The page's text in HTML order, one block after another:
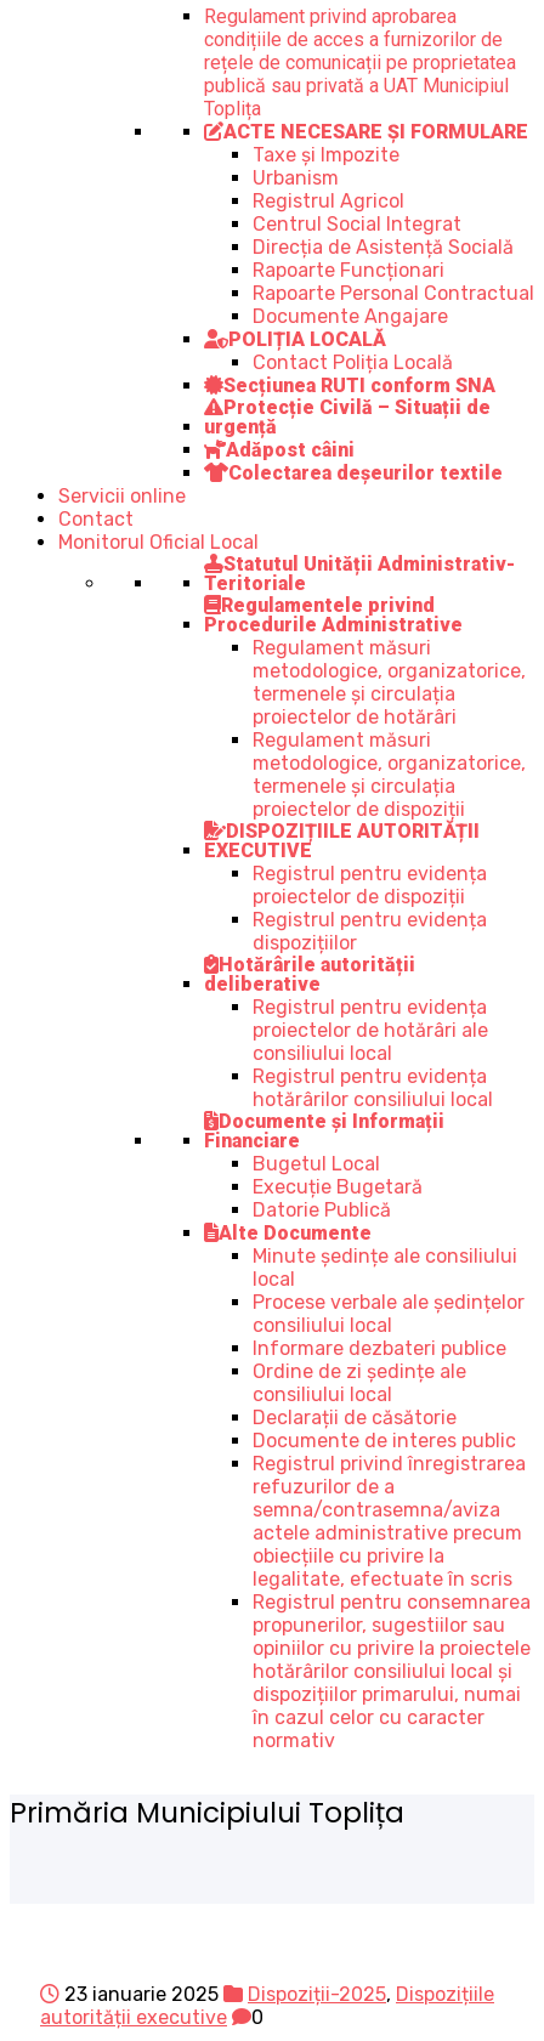
Regulament privind aprobarea
condițiile de acces a furnizorilor de
rețele de comunicații pe proprietatea
publică sau privată a UAT Municipiul
Toplița
ACTE NECESARE ȘI FORMULARE
Taxe și Impozite
Urbanism
Registrul Agricol
Centrul Social Integrat
Direcția de Asistență Socială
Rapoarte Funcționari
Rapoarte Personal Contractual
Documente Angajare
POLIȚIA LOCALĂ
Contact Poliția Locală
Secțiunea RUTI conform SNA
Protecție Civilă – Situații de
urgență
Adăpost câini
Colectarea deșeurilor textile
Servicii online
Contact
Monitorul Oficial Local
Statutul Unității Administrativ-
Teritoriale
Regulamentele privind
Procedurile Administrative
Regulament măsuri
metodologice, organizatorice,
termenele și circulația
proiectelor de hotărâri
Regulament măsuri
metodologice, organizatorice,
termenele și circulația
proiectelor de dispoziții
DISPOZIȚIILE AUTORITĂȚII
EXECUTIVE
Registrul pentru evidența
proiectelor de dispoziții
Registrul pentru evidența
dispozițiilor
Hotărârile autorității
deliberative
Registrul pentru evidența
proiectelor de hotărâri ale
consiliului local
Registrul pentru evidența
hotărârilor consiliului local
Documente și Informații
Financiare
Bugetul Local
Execuție Bugetară
Datorie Publică
Alte Documente
Minute ședințe ale consiliului
local
Procese verbale ale ședințelor
consiliului local
Informare dezbateri publice
Ordine de zi ședințe ale
consiliului local
Declarații de căsătorie
Documente de interes public
Registrul privind înregistrarea
refuzurilor de a
semna/contrasemna/aviza
actele administrative precum
obiecțiile cu privire la
legalitate, efectuate în scris
Registrul pentru consemnarea
propunerilor, sugestiilor sau
opiniilor cu privire la proiectele
hotărârilor consiliului local și
dispozițiilor primarului, numai
în cazul celor cu caracter
normativ
Primăria Municipiului Toplița
23 ianuarie 2025 Dispoziții-2025, Dispozițiile
autorității executive
0